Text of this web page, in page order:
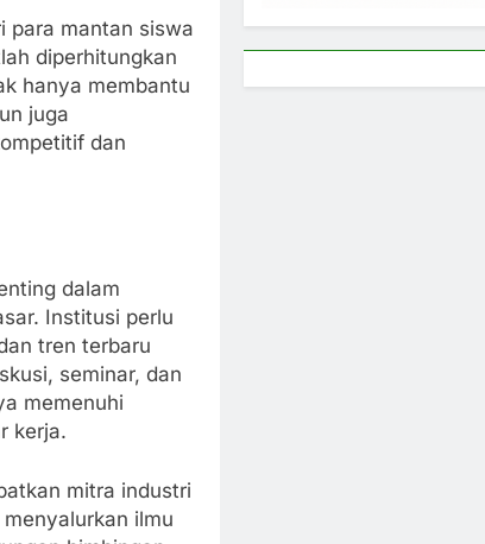
para mantan siswa
diperhitungkan
hanya membantu
juga
dan
dalam
Institusi perlu
tren terbaru
seminar, dan
memenuhi
kerja.
mitra industri
ilmu